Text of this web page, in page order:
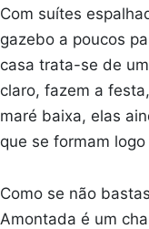
Com suítes
gazebo a poucos
casa trata-se de
claro, fazem a
maré baixa, elas
que se formam
Como se não
Amontada é um